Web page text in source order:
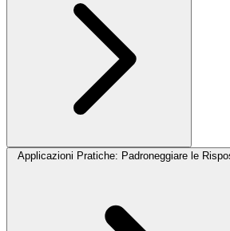
Applicazioni Pratiche: Padroneggiare le